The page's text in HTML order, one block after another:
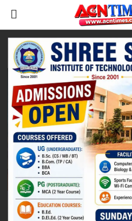
Home
Contact
नीर_का_तीर
मध्यप्रदेश
विदेश
उत्तर प्रदेश
Tag:Trains Reschedule
रेलवे